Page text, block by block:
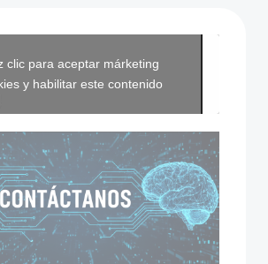
clic para aceptar márketing
y habilitar este contenido